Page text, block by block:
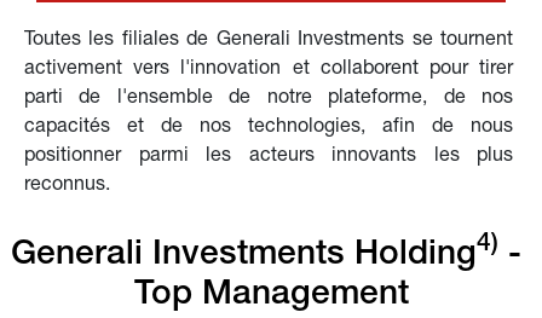
Toutes les filiales de Generali Investments se tournent
activement vers l'innovation et collaborent pour tirer
parti de l'ensemble de notre plateforme, de nos
capacités et de nos technologies, afin de nous
positionner parmi les acteurs innovants les plus
reconnus.
Generali Investments Holding4) -
Top Management